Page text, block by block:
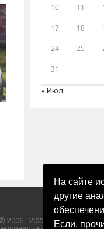
На сайте
другие
Если,
10 11
17 18
24 25
31
« Июл
2006 - 2023 ООО «Пресса-